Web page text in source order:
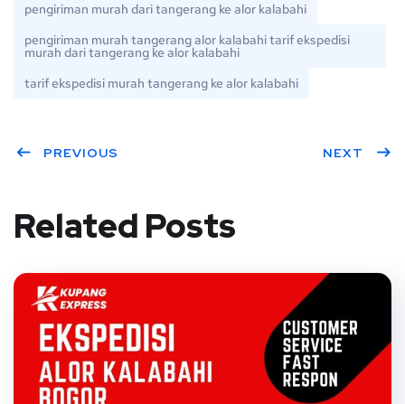
pengiriman murah dari tangerang ke alor kalabahi
pengiriman murah tangerang alor kalabahi tarif ekspedisi
murah dari tangerang ke alor kalabahi
tarif ekspedisi murah tangerang ke alor kalabahi
PREVIOUS NEXT
Related Posts